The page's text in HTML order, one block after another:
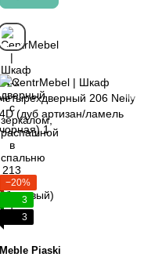
−20%
3
3
Meble Piaski